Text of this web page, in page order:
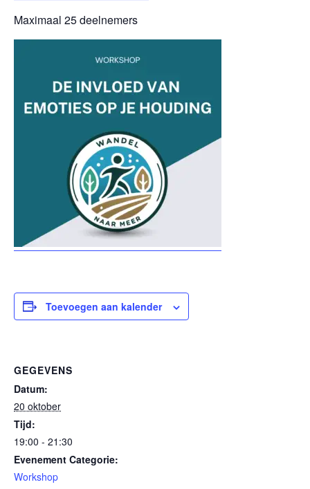
Maximaal 25 deelnemers
Toevoegen aan kalender
GEGEVENS
Datum:
20 oktober
Tijd:
19:00 - 21:30
Evenement Categorie:
Workshop